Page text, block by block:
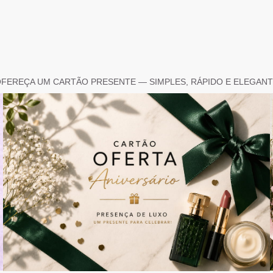
UM CARTÃO PRESENTE — SIMPLES, RÁPIDO E